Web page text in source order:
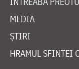
MEDIA
ȘTIRI
HRAMUL SFINTEI